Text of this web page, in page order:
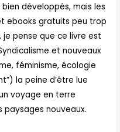
développés, mais les
ebooks gratuits peu trop
pense que ce livre est
et nouveaux
féminisme, écologie
la peine d’être lue
voyage en terre
paysages nouveaux.